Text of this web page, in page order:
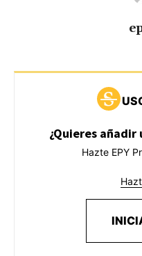
¿Quieres añadir
Hazte EPY